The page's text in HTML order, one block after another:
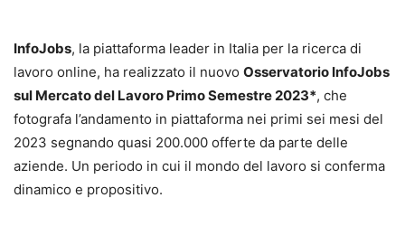
InfoJobs, la piattaforma leader in Italia per la ricerca di
lavoro online, ha realizzato il nuovo Osservatorio InfoJobs
sul Mercato del Lavoro Primo Semestre 2023*, che
fotografa l’andamento in piattaforma nei primi sei mesi del
2023 segnando quasi 200.000 offerte da parte delle
aziende. Un periodo in cui il mondo del lavoro si conferma
dinamico e propositivo.